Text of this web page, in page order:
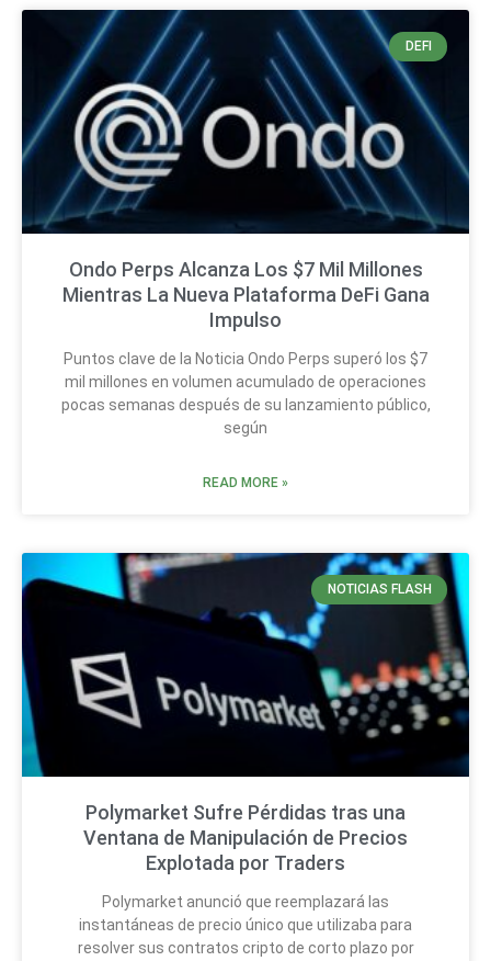
DEFI
Ondo Perps Alcanza Los $7 Mil Millones
Mientras La Nueva Plataforma DeFi Gana
Impulso
Puntos clave de la Noticia Ondo Perps superó los $7
mil millones en volumen acumulado de operaciones
pocas semanas después de su lanzamiento público,
según
READ MORE »
NOTICIAS FLASH
Polymarket Sufre Pérdidas tras una
Ventana de Manipulación de Precios
Explotada por Traders
Polymarket anunció que reemplazará las
instantáneas de precio único que utilizaba para
resolver sus contratos cripto de corto plazo por